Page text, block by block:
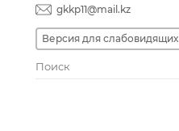
gkkp11@mail.kz
Версия для слабовидящих